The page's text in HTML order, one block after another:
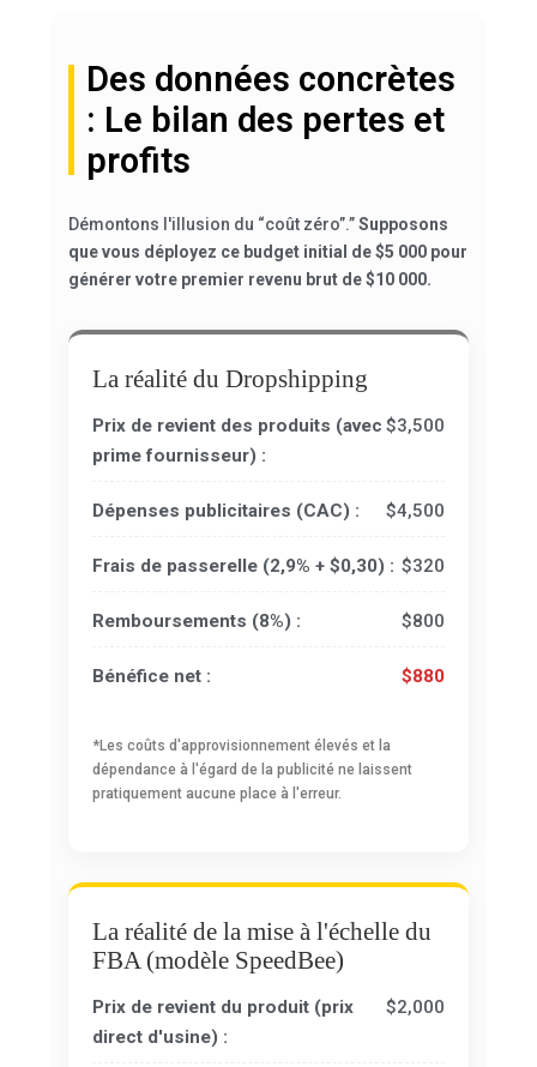
Des données concrètes
: Le bilan des pertes et
profits
Démontons l'illusion du “coût zéro”.”Supposons
que vous déployez ce budget initial de $5 000 pour
générer votre premier revenu brut de $10 000.
La réalité du Dropshipping
Prix de revient des produits (avec
prime fournisseur) :
$3,500
Dépenses publicitaires (CAC) : $4,500
Frais de passerelle (2,9% + $0,30) : $320
Remboursements (8%) : $800
Bénéfice net : $880
*Les coûts d'approvisionnement élevés et la
dépendance à l'égard de la publicité ne laissent
pratiquement aucune place à l'erreur.
La réalité de la mise à l'échelle du
FBA (modèle SpeedBee)
Prix de revient du produit (prix
direct d'usine) :
$2,000